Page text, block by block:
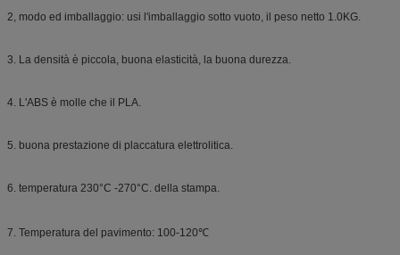
2, modo ed imballaggio: usi l'imballaggio sotto vuoto, il peso netto 1.0KG.
3. La densità è piccola, buona elasticità, la buona durezza.
4. L'ABS è molle che il PLA.
5. buona prestazione di placcatura elettrolitica.
6. temperatura 230°C -270°C. della stampa.
7. Temperatura del pavimento: 100-120℃